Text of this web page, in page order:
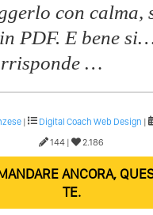
con calma,
PDF. E bene
…
| Digital Coach Web Design |
144 |
2.186
ANCORA,
TE.